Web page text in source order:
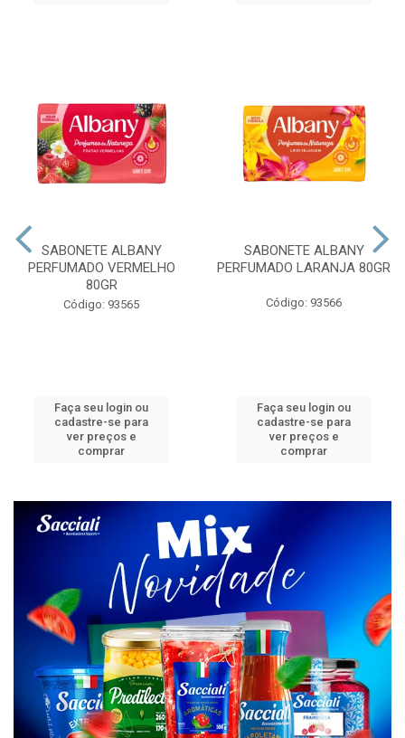
SABONETE ALBANY
PERFUMADO VERMELHO
80GR
Código: 93565
Faça seu login ou
cadastre-se para
ver preços e
comprar
SABONETE ALBANY
PERFUMADO LARANJA 80GR
Código: 93566
Faça seu login ou
cadastre-se para
ver preços e
comprar